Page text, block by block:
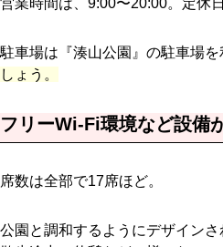
駐車場は『湊山公園』の駐車場を
しょう。
フリーWi-Fi環境など設備
席数は全部で17席ほど。
公園と調和するようにデザイン